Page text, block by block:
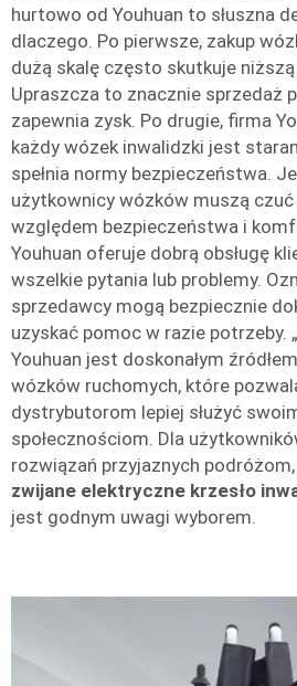
hurtowo od Youhuan to słuszna
dlaczego. Po pierwsze, zakup
dużą skalę często skutkuje
Upraszcza to znacznie sprzedaż
zapewnia zysk. Po drugie, firma
każdy wózek inwalidzki jest
spełnia normy bezpieczeństwa.
użytkownicy wózków muszą czuć
względem bezpieczeństwa i
Youhuan oferuje dobrą obsługę
wszelkie pytania lub problemy.
sprzedawcy mogą bezpiecznie
uzyskać pomoc w razie potrzeby.
Youhuan jest doskonałym
wózków ruchomych, które
dystrybutorom lepiej służyć
społecznościom. Dla
rozwiązań przyjaznych podróżom,
zwijane elektryczne krzesło
jest godnym uwagi wyborem.